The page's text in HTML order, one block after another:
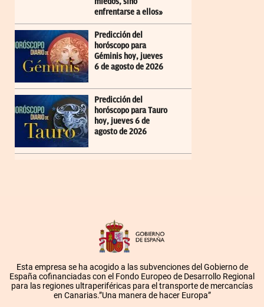
enfrentarse a ellos»
Predicción del
horóscopo para
Géminis hoy, jueves
6 de agosto de 2026
Predicción del
horóscopo para Tauro
hoy, jueves 6 de
agosto de 2026
Esta empresa se ha acogido a las subvenciones del Gobierno de
España cofinanciadas con el Fondo Europeo de Desarrollo Regional
para las regiones ultraperiféricas para el transporte de mercancías
en Canarias.”Una manera de hacer Europa”